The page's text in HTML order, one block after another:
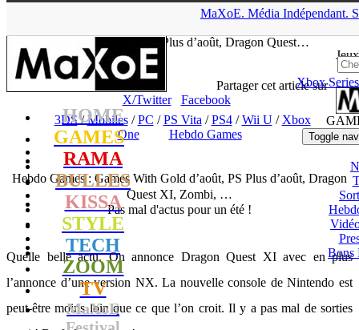
MaXoE. Média Indépendant.
HOME
GAMES
RAMA
BULLES
KISSA
STYLE
TECH
ZOOM
TV
MaXoE
Festival
Jeux
Xbox
Toggle
Bons
With Gold d’août, PS Plus d’août, Dragon Quest…
Partager cet article sur
X/Twitter
Facebook
3DS/Mobiles/PC /PS Vita /PS4/Wii U/ Xbox
One
Hebdo Games
Hebdo Games : Games With Gold d’août, PS Plus d’août, Dragon
Quest XI, Zombi, …
Pas mal d'actus pour un été !
Quelle belle actu. On annonce Dragon Quest XI avec en plus
l’annonce d’une version NX. La nouvelle console de Nintendo est
peut-être moins loin que ce que l’on croit. Il y a pas mal de sorties